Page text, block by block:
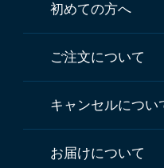
初めての方へ
ご注文について
キャンセルについ
お届けについて